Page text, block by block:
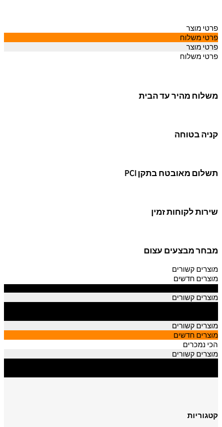
פרטי מוצר
פרטי משלוח
פרטי מוצר
פרטי משלוח
משלוח מהיר עד הבית
קניה בטוחה
תשלום מאובטח בתקן PCI
שירות לקוחות זמין
מבחר מבצעים עצום
מוצרים קשורים
מוצרים חדשים
מוצרים קשורים
מוצרים קשורים
מוצרים חדשים
הכי נמכרים
מוצרים קשורים
קטגוריות